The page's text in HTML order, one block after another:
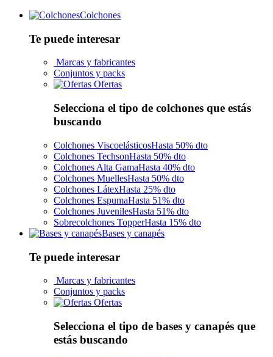
Colchones
Te puede interesar
Marcas y fabricantes
Conjuntos y packs
Ofertas
Selecciona el tipo de colchones que estás
buscando
Colchones ViscoelásticosHasta 50% dto
Colchones TechsonHasta 50% dto
Colchones Alta GamaHasta 40% dto
Colchones MuellesHasta 50% dto
Colchones LátexHasta 25% dto
Colchones EspumaHasta 51% dto
Colchones JuvenilesHasta 51% dto
Sobrecolchones TopperHasta 15% dto
Bases y canapés
Te puede interesar
Marcas y fabricantes
Conjuntos y packs
Ofertas
Selecciona el tipo de bases y canapés que
estás buscando